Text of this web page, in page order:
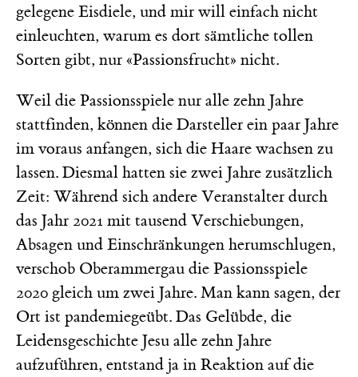
gelegene Eisdiele, und mir will einfach nicht
einleuchten, warum es dort sämtliche tollen
Sorten gibt, nur «Passionsfrucht» nicht.
Weil die Passionsspiele nur alle zehn Jahre
stattfinden, können die Darsteller ein paar Jahre
im voraus anfangen, sich die Haare wachsen zu
lassen. Diesmal hatten sie zwei Jahre zusätzlich
Zeit: Während sich andere Veranstalter durch
das Jahr 2021 mit tausend Verschiebungen,
Absagen und Einschränkungen herumschlugen,
verschob Oberammergau die Passionsspiele
2020 gleich um zwei Jahre. Man kann sagen, der
Ort ist pandemiegeübt. Das Gelübde, die
Leidensgeschichte Jesu alle zehn Jahre
aufzuführen, entstand ja in Reaktion auf die